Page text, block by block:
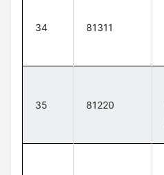
34 81311
35 81220